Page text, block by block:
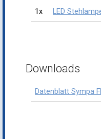
1x LED
Downloads
Datenblatt Sympa